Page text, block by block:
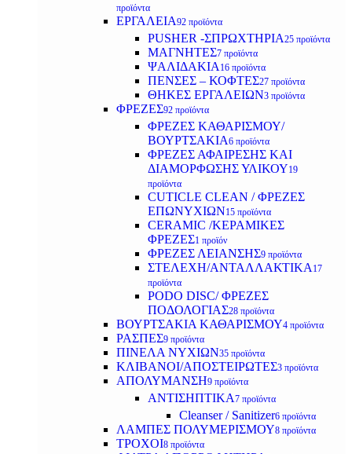
προϊόντα
ΕΡΓΑΛΕΙΑ92 προϊόντα
PUSHER -ΣΠΡΩΧΤΗΡΙΑ25 προϊόντα
ΜΑΓΝΗΤΕΣ7 προϊόντα
ΨΑΛΙΔΑΚΙΑ 16 προϊόντα
ΠΕΝΣΕΣ – ΚΟΦΤΕΣ27 προϊόντα
ΘΗΚΕΣ ΕΡΓΑΛΕΙΩΝ3 προϊόντα
ΦΡΕΖΕΣ92 προϊόντα
ΦΡΕΖΕΣ ΚΑΘΑΡΙΣΜΟΥ/
ΒΟΥΡΤΣΑΚΙΑ6 προϊόντα
ΦΡΕΖΕΣ ΑΦΑΙΡΕΣΗΣ ΚΑΙ
ΔΙΑΜΟΡΦΩΣΗΣ ΥΛΙΚΟΥ19
προϊόντα
CUTICLE CLEAN / ΦΡΕΖΕΣ
ΕΠΩΝΥΧΙΩΝ15 προϊόντα
CERAMIC /ΚΕΡΑΜΙΚΕΣ
ΦΡΕΖΕΣ1 προϊόν
ΦΡΕΖΕΣ ΛΕΙΑΝΣΗΣ9 προϊόντα
ΣΤΕΛΕΧΗ/ΑΝΤΑΛΛΑΚΤΙΚΑ 17
προϊόντα
PODO DISC/ ΦΡΕΖΕΣ
ΠΟΔΟΛΟΓΙΑΣ28 προϊόντα
ΒΟΥΡΤΣΑΚΙΑ ΚΑΘΑΡΙΣΜΟΥ4 προϊόντα
ΡΑΣΠΕΣ9 προϊόντα
ΠΙΝΕΛΑ ΝΥΧΙΩΝ35 προϊόντα
ΚΛΙΒΑΝΟΙ/ΑΠΟΣΤΕΙΡΩΤΕΣ3 προϊόντα
ΑΠΟΛΥΜΑΝΣΗ9 προϊόντα
ΑΝΤΙΣΗΠΤΙΚΑ7 προϊόντα
Cleanser / Sanitizer6 προϊόντα
ΛΑΜΠΕΣ ΠΟΛΥΜΕΡΙΣΜΟΥ8 προϊόντα
ΤΡΟΧΟΙ8 προϊόντα